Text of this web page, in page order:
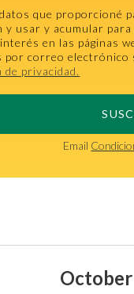
que proporcioné
y usar y acumular
en las páginas
por correo
de privacidad.
Email